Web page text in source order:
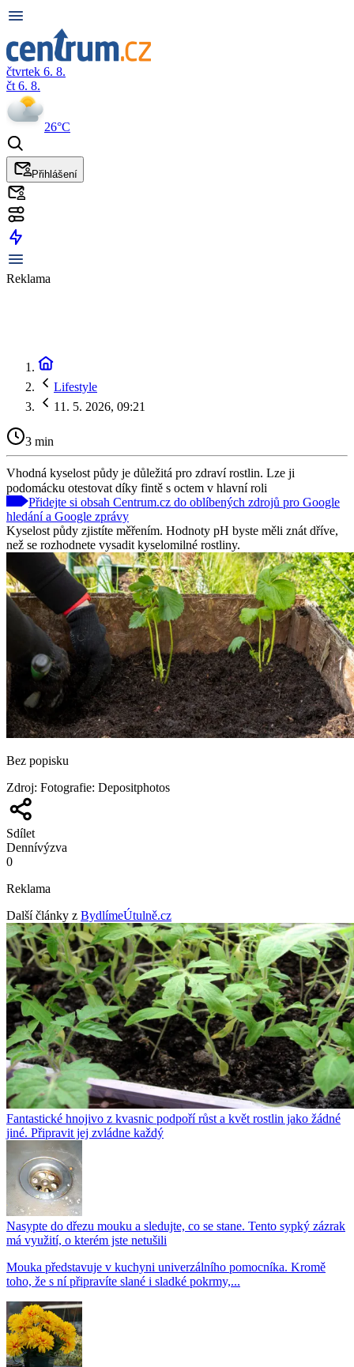
čtvrtek 6. 8.
čt 6. 8.
26°C
Přihlášení
Reklama
Lifestyle
11. 5. 2026, 09:21
3 min
Vhodná kyselost půdy je důležitá pro zdraví rostlin. Lze ji
podomácku otestovat díky fintě s octem v hlavní roli
Přidejte si obsah Centrum.cz do oblíbených zdrojů pro Google
hledání a Google zprávy
Kyselost půdy zjistíte měřením. Hodnoty pH byste měli znát dříve,
než se rozhodnete vysadit kyselomilné rostliny.
Bez popisku
Zdroj: Fotografie: Depositphotos
Sdílet
Dennívýzva
0
Reklama
Další články z BydlímeÚtulně.cz
Fantastické hnojivo z kvasnic podpoří růst a květ rostlin jako žádné
jiné. Připravit jej zvládne každý
Nasypte do dřezu mouku a sledujte, co se stane. Tento sypký zázrak
má využití, o kterém jste netušili
Mouka představuje v kuchyni univerzálního pomocníka. Kromě
toho, že s ní připravíte slané i sladké pokrmy,...